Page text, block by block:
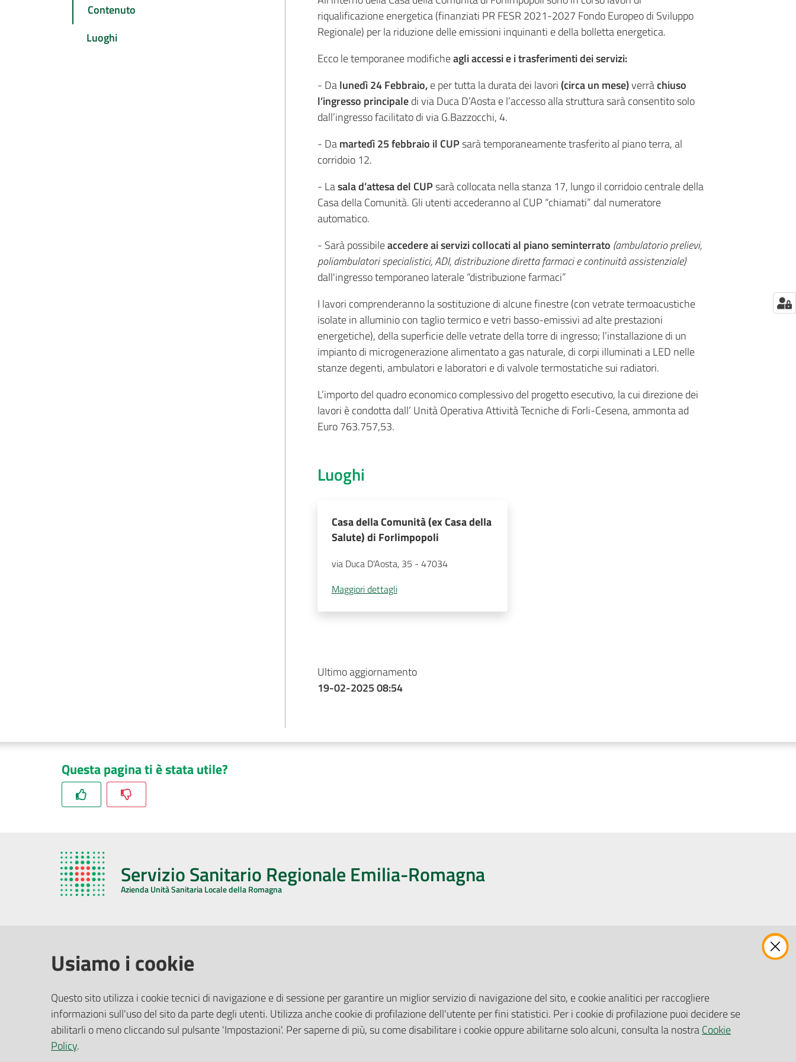
Contenuto
Luoghi
riqualificazione energetica (finanziati PR FESR 2021-2027 Fondo Europeo di Sviluppo
Regionale) per la riduzione delle emissioni inquinanti e della bolletta energetica.
Ecco le temporanee modificheagli accessi e i trasferimenti dei servizi:
- Dalunedì 24 Febbraio,e per tutta la durata dei lavori(circa un mese)verràchiuso
l’ingresso principaledi via Duca D’Aosta e l’accesso alla struttura sarà consentito solo
dall’ingresso facilitato di via G.Bazzocchi, 4.
- Damartedì 25 febbraio il CUPsarà temporaneamente trasferito al piano terra, al
corridoio 12.
- Lasala d’attesa del CUPsarà collocata nella stanza 17, lungo il corridoio centrale della
Casa della Comunità. Gli utenti accederanno al CUP “chiamati” dal numeratore
automatico.
- Sarà possibileaccedere ai servizi collocati al piano seminterrato (ambulatorio prelievi,
poliambulatori specialistici, ADI, distribuzione diretta farmaci e continuità assistenziale)
dall'ingresso temporaneo laterale “distribuzione farmaci”
I lavori comprenderanno la sostituzione di alcune finestre (con vetrate termoacustiche
isolate in alluminio con taglio termico e vetri basso-emissivi ad alte prestazioni
energetiche), della superficie delle vetrate della torre di ingresso; l’installazione di un
impianto di microgenerazione alimentato a gas naturale, di corpi illuminati a LED nelle
stanze degenti, ambulatori e laboratori e di valvole termostatiche sui radiatori.
L’importo del quadro economico complessivo del progetto esecutivo, la cui direzione dei
lavori è condotta dall’ Unità Operativa Attività Tecniche di Forli-Cesena, ammonta ad
Euro 763.757,53.
Luoghi
Casa della Comunità (ex Casa della
Salute) di Forlimpopoli
via Duca D'Aosta, 35 - 47034
Maggiori dettagli
Ultimo aggiornamento
19-02-2025 08:54
Questa pagina ti è stata utile?
Servizio Sanitario Regionale Emilia-Romagna
Azienda Unità Sanitaria Locale della Romagna
Via De Gasperi, 8 - 48121 Ravenna (RA)
CF/P.IVA:02483810392
PEC:
azienda@pec.auslromagna.it
Ufficio Relazioni con il Pubblico
Riferimenti per la Stampa
Pubblicità legale
Albo Pretorio
Privacy Policy
Attuazione Misure PNRR
Gare e Appalti
Richiesta Patrocinio
Usiamo i cookie
Questo sito utilizza i cookie tecnici di navigazione e di sessione per garantire un miglior servizio di navigazione del sito, e cookie analitici per raccogliere
informazioni sull'uso del sito da parte degli utenti. Utilizza anche cookie di profilazione dell'utente per fini statistici. Per i cookie di profilazione puoi decidere se
abilitarli o meno cliccando sul pulsante 'Impostazioni'. Per saperne di più, su come disabilitare i cookie oppure abilitarne solo alcuni, consulta la nostraCookie
Policy.